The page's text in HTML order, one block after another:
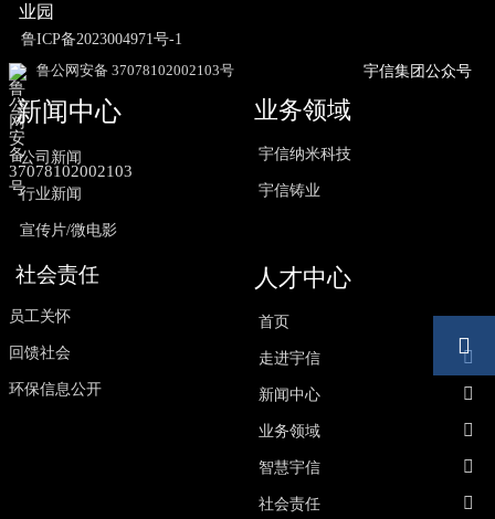
业园
鲁ICP备2023004971号-1
鲁公网安备 37078102002103号
宇信集团公众号
新闻中心
公司新闻
行业新闻
宣传片/微电影
业务领域
宇信纳米科技
宇信铸业
社会责任
员工关怀
回馈社会
环保信息公开
人才中心
首页
走进宇信 
新闻中心 
业务领域 
智慧宇信 
社会责任 
